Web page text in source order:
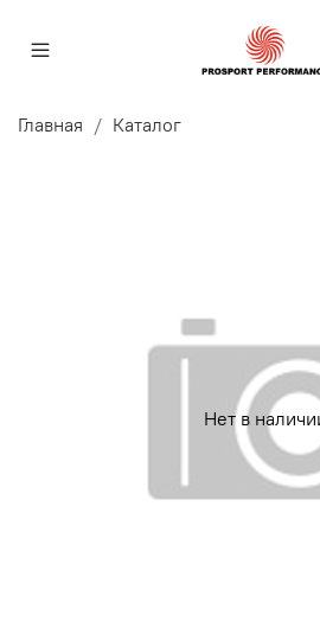
Главная Каталог
Нет в